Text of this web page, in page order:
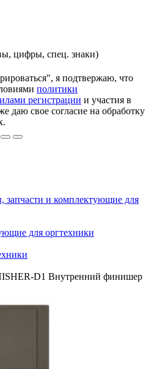
цифры, спец. знаки)
я подтвержаю, что
политики
регистрации и участия в
даю свое согласие на обработку
запчасти и комплектующие для
для оргтехники
D1 Внутренний финишер